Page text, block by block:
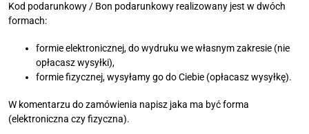
Kod podarunkowy / Bon podarunkowy realizowany jest w dwóch
formach:
formie elektronicznej, do wydruku we własnym zakresie (nie
opłacasz wysyłki),
formie fizycznej, wysyłamy go do Ciebie (opłacasz wysyłkę).
W komentarzu do zamówienia napisz jaka ma być forma
(elektroniczna czy fizyczna).